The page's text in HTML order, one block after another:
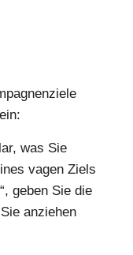
was Sie
vagen Ziels
geben Sie die
anziehen